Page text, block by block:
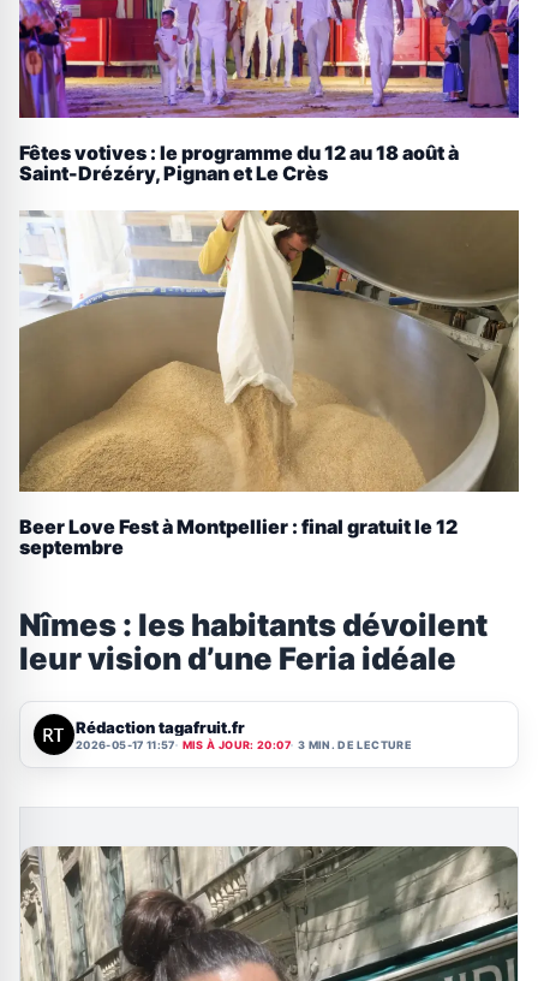
Fêtes votives : le programme du 12 au 18 août à
Saint-Drézéry, Pignan et Le Crès
Beer Love Fest à Montpellier : final gratuit le 12
septembre
Nîmes : les habitants dévoilent
leur vision d’une Feria idéale
Rédaction tagafruit.fr
2026-05-17 11:57 MIS À JOUR: 20:07 3 MIN. DE LECTURE